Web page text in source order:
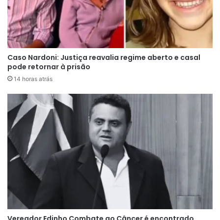
pista molhada e a descida acentuada costumam
exigir atenção redobrada de quem percorre o
trecho.
Informações iniciais apontam que a forte neblina
para a perda de controle da carreta. Durante o
atendimento da ocorrência, parte da rodovia
precisou ser parcialmente interditada no sentido
de Santa Catarina, provocando lentidão no
trânsito por algumas horas.
A notícia causou forte comoção entre familiares,
amigos e moradores do Pará, estado onde o
Caso Nardoni: Justiça reavalia regime aberto e casal
pode retornar à prisão
14 horas atrás